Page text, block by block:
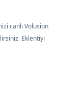
canlı Volusion
Eklentiyi